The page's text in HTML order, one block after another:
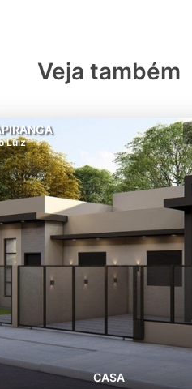
Veja também
Luiz
CASA